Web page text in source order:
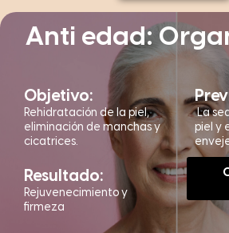
Anti edad:
Objetivo:
Rehidratación de la piel,
eliminación de manchas y
cicatrices.
Resultado:
Rejuvenecimiento y
firmeza
La
piel y